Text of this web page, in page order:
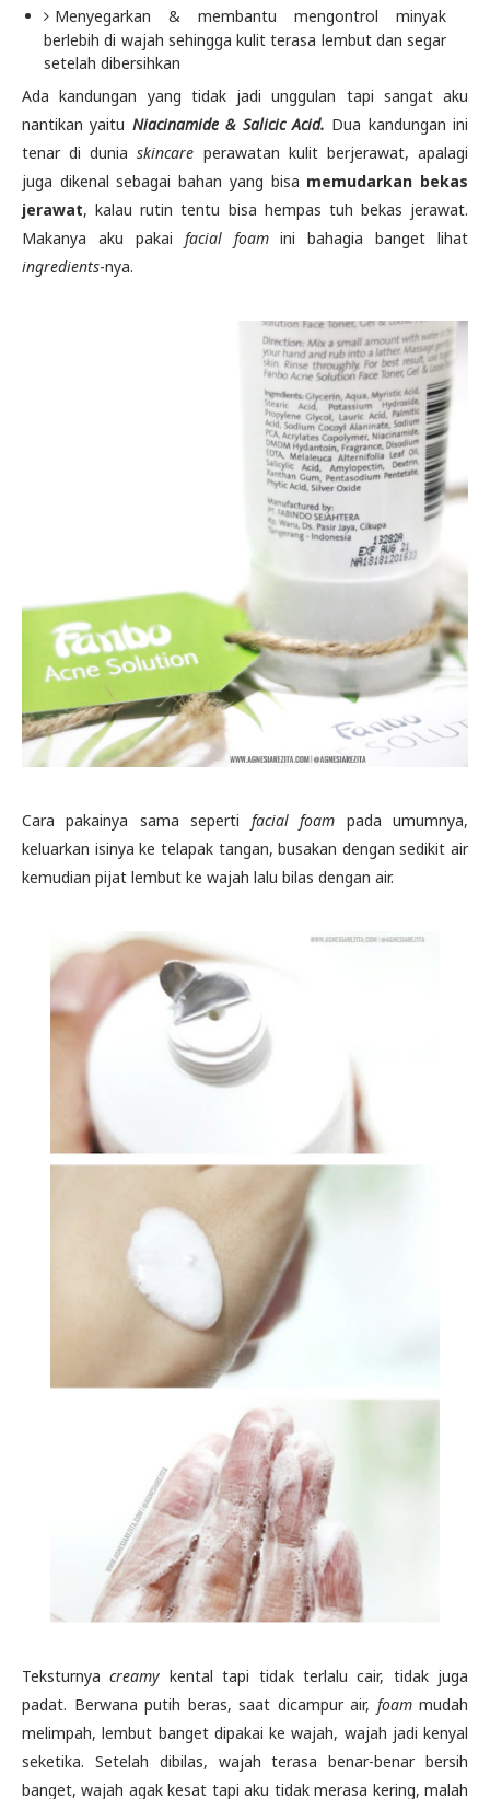
Menyegarkan & membantu mengontrol minyak
berlebih di wajah sehingga kulit terasa lembut dan segar
setelah dibersihkan
Ada kandungan yang tidak jadi unggulan tapi sangat aku
nantikan yaitu Niacinamide & Salicic Acid. Dua kandungan ini
tenar di duniaskincare perawatan kulit berjerawat, apalagi
juga dikenal sebagai bahan yang bisa memudarkan bekas
jerawat, kalau rutin tentu bisa hempas tuh bekas jerawat.
Makanya aku pakai facial foamini bahagia banget lihat
ingredients-nya.
Cara pakainya sama seperti facial foam pada umumnya,
keluarkan isinya ke telapak tangan, busakan dengan sedikit air
kemudian pijat lembut ke wajah lalu bilas dengan air.
Teksturnyacreamy kental tapi tidak terlalu cair, tidak juga
padat. Berwana putih beras, saat dicampur air, foammudah
melimpah, lembut banget dipakai ke wajah, wajah jadi kenyal
seketika. Setelah dibilas, wajah terasa benar-benar bersih
banget, wajah agak kesat tapi aku tidak merasa kering, malah